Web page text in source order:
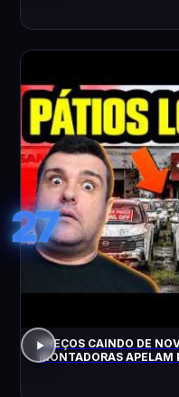
27
PREÇOS CAINDO DE
MONTADORAS APELAM